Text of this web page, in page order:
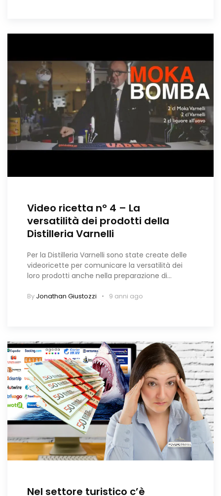
Video ricetta n° 4 – La
versatilità dei prodotti della
Distilleria Varnelli
Per la Distilleria Varnelli sono state create delle
videoricette per comunicare la versatilità dei
loro prodotti anche nella preparazione di…
By Jonathan Giustozzi 9 anni ago
Nel settore turistico c’è